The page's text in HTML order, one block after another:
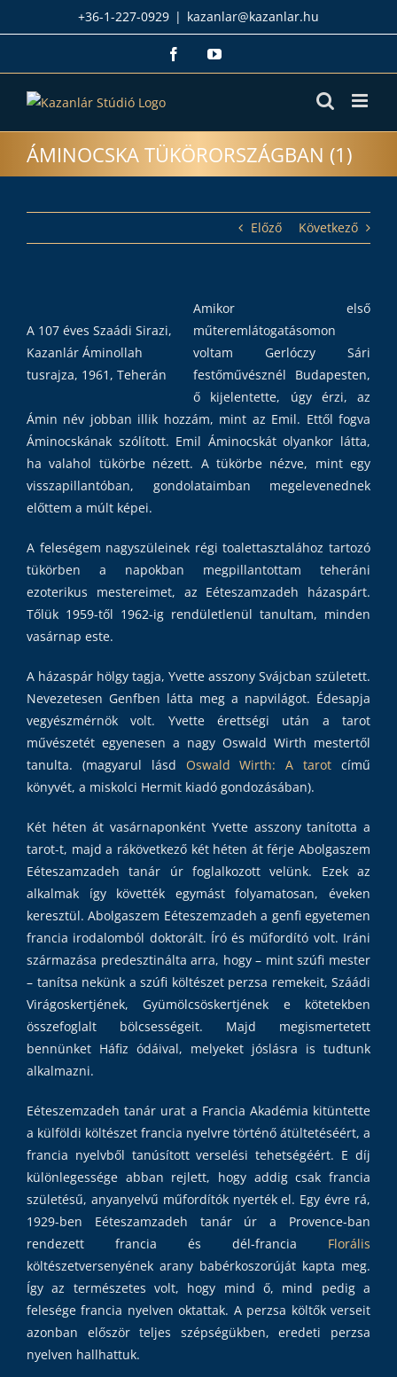
+36-1-227-0929 | kazanlar@kazanlar.hu
FacebookYouTube
ÁMINOCSKA TÜKÖRORSZÁGBAN (1)
Előző Következő
A 107 éves Szaádi Sirazi,
Kazanlár Áminollah
tusrajza, 1961, Teherán
Amikor első
műteremlátogatásomon
voltam Gerlóczy Sári
festőművésznél Budapesten,
ő kijelentette, úgy érzi, az
Ámin név jobban illik hozzám, mint az Emil. Ettől fogva
Áminocskának szólított. Emil Áminocskát olyankor látta,
ha valahol tükörbe nézett. A tükörbe nézve, mint egy
visszapillantóban, gondolataimban megelevenednek
előttem a múlt képei.
A feleségem nagyszüleinek régi toalettasztalához tartozó
tükörben a napokban megpillantottam teheráni
ezoterikus mestereimet, az Eéteszamzadeh házaspárt.
Tőlük 1959-től 1962-ig rendületlenül tanultam, minden
vasárnap este.
A házaspár hölgy tagja, Yvette asszony Svájcban született.
Nevezetesen Genfben látta meg a napvilágot. Édesapja
vegyészmérnök volt. Yvette érettségi után a tarot
művészetét egyenesen a nagy Oswald Wirth mestertől
tanulta. (magyarul lásd Oswald Wirth: A tarotcímű
könyvét, a miskolci Hermit kiadó gondozásában).
Két héten át vasárnaponként Yvette asszony tanította a
tarot-t, majd a rákövetkező két héten át férje Abolgaszem
Eéteszamzadeh tanár úr foglalkozott velünk. Ezek az
alkalmak így követték egymást folyamatosan, éveken
keresztül. Abolgaszem Eéteszemzadeh a genfi egyetemen
francia irodalomból doktorált. Író és műfordító volt. Iráni
származása predesztinálta arra, hogy – mint szúfi mester
– tanítsa nekünk a szúfi költészet perzsa remekeit, Száádi
Virágoskertjének, Gyümölcsöskertjének e kötetekben
összefoglalt bölcsességeit. Majd megismertetett
bennünket Háfiz ódáival, melyeket jóslásra is tudtunk
alkalmazni.
Eéteszemzadeh tanár urat a Francia Akadémia kitüntette
a külföldi költészet francia nyelvre történő átültetéséért, a
francia nyelvből tanúsított verselési tehetségéért. E díj
különlegessége abban rejlett, hogy addig csak francia
születésű, anyanyelvű műfordítók nyerték el. Egy évre rá,
1929-ben Eéteszamzadeh tanár úr a Provence-ban
rendezett francia és dél-francia Florális
költészetversenyének arany babérkoszorúját kapta meg.
Így az természetes volt, hogy mind ő, mind pedig a
felesége francia nyelven oktattak. A perzsa költők verseit
azonban először teljes szépségükben, eredeti perzsa
nyelven hallhattuk.